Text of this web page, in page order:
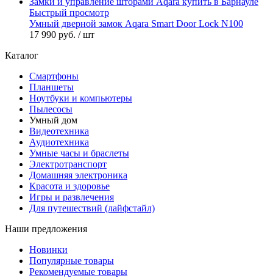
Быстрый просмотр
Умный дверной замок Aqara Smart Door Lock N100
17 990 руб. / шт
Каталог
Смартфоны
Планшеты
Ноутбуки и компьютеры
Пылесосы
Умный дом
Видеотехника
Аудиотехника
Умные часы и браслеты
Электротранспорт
Домашняя электроника
Красота и здоровье
Игры и развлечения
Для путешествий (лайфстайл)
Наши предложения
Новинки
Популярные товары
Рекомендуемые товары